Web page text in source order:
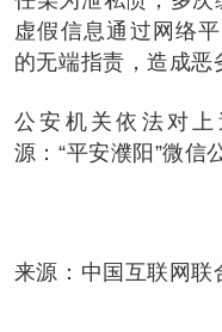
虚假信息通过网络
的无端指责，造成恶
公安机关依法对
源：“平安濮阳”微信
来源：中国互联网联